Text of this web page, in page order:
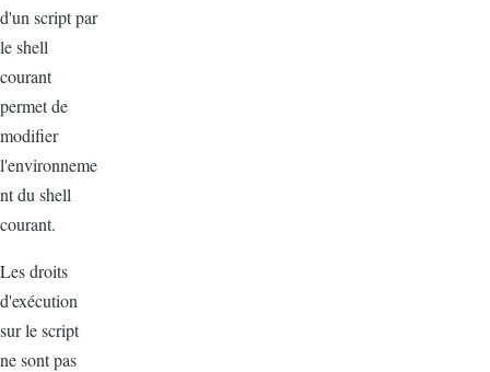
d'un script par
le shell
courant
permet de
modifier
l'environneme
nt du shell
courant.
Les droits
d'exécution
sur le script
ne sont pas